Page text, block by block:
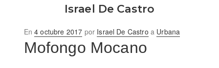
Israel De Castro
EnPublicado
en
4 octubre 2017 por Israel De Castro a Urbana
Mofongo Mocano